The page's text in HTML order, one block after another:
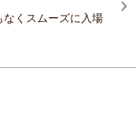
くスムーズに入場